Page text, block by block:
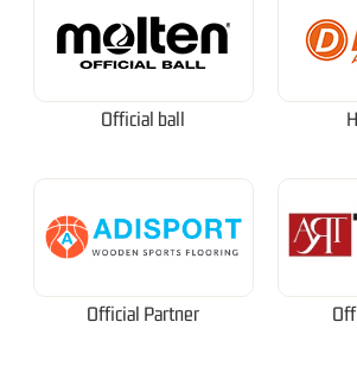
Official ball
Official Partner